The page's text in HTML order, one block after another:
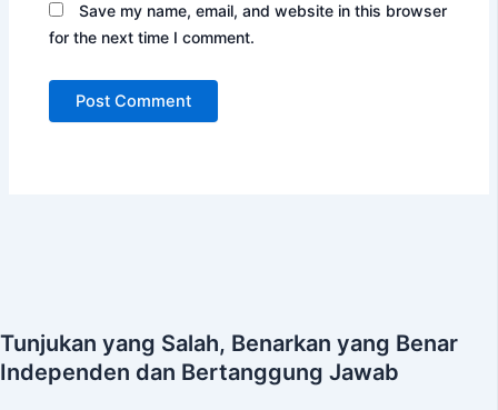
Save my name, email, and website in this browser
for the next time I comment.
Tunjukan yang Salah, Benarkan yang Benar
Independen dan Bertanggung Jawab